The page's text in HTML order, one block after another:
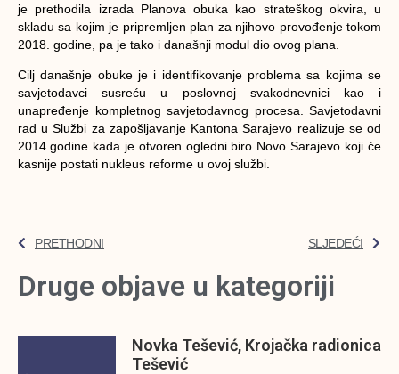
je prethodila izrada Planova obuka kao strateškog okvira, u
skladu sa kojim je pripremljen plan za njihovo provođenje tokom
2018. godine, pa je tako i današnji modul dio ovog plana.
Cilj današnje obuke je i identifikovanje problema sa kojima se
savjetodavci susreću u poslovnoj svakodnevnici kao i
unapređenje kompletnog savjetodavnog procesa. Savjetodavni
rad u Službi za zapošljavanje Kantona Sarajevo realizuje se od
2014.godine kada je otvoren ogledni biro Novo Sarajevo koji će
kasnije postati nukleus reforme u ovoj službi.
PRETHODNI SLJEDEĆI
Druge objave u kategoriji
Novka Tešević, Krojačka radionica
Tešević